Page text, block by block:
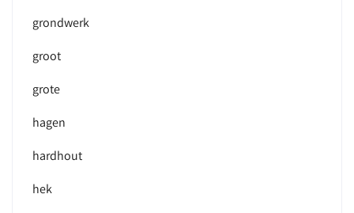
grondwerk
groot
grote
hagen
hardhout
hek